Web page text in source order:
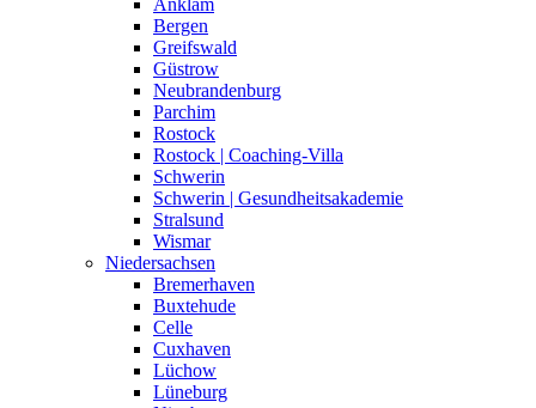
Anklam
Bergen
Greifswald
Güstrow
Neubrandenburg
Parchim
Rostock
Rostock | Coaching-Villa
Schwerin
Schwerin | Gesundheitsakademie
Stralsund
Wismar
Niedersachsen
Bremerhaven
Buxtehude
Celle
Cuxhaven
Lüchow
Lüneburg